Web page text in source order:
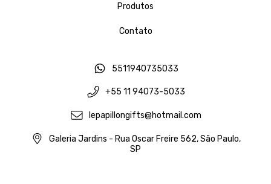
Produtos
Contato
5511940735033
+55 11 94073-5033
lepapillongifts@hotmail.com
Galeria Jardins - Rua Oscar Freire 562, São Paulo,
SP